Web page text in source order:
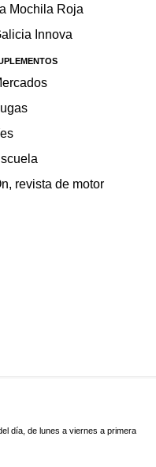
Mochila Roja
Innova
revista de motor
día, de lunes a viernes a primera